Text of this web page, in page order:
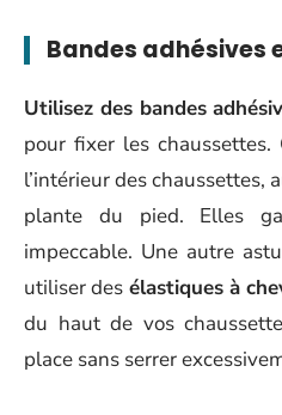
Bandes adhésives
Utilisez des bandes
pour fixer les chaussettes.
l’intérieur des chaussettes,
plante du pied. Elles
impeccable. Une autre
utiliser des élastiques à
du haut de vos
place sans serrer